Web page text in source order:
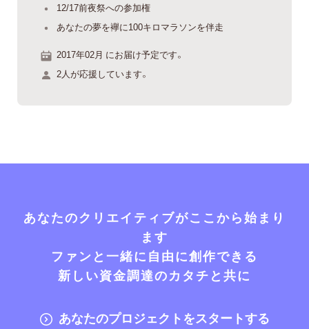
12/17前夜祭への参加権
あなたの夢を襷に100キロマラソンを伴走
2017年02月 にお届け予定です。
2人が応援しています。
あなたのクリエイティブがここから始まり
ます
ファンと一緒に自由に創作できる
新しい資金調達のカタチと共に
あなたのプロジェクトをスタートする